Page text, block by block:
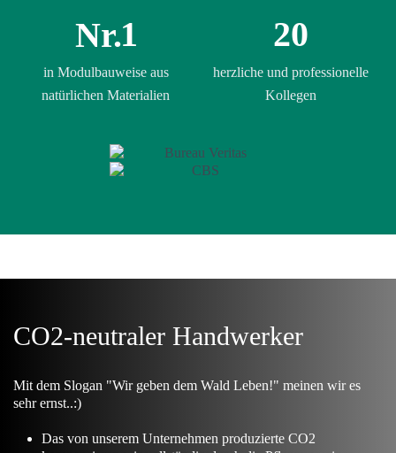
Nr.1
in Modulbauweise aus
natürlichen Materialien
20
herzliche und professionelle
Kollegen
CO2-neutraler Handwerker
Mit dem Slogan "Wir geben dem Wald Leben!" meinen wir es
sehr ernst..:)
Das von unserem Unternehmen produzierte CO2